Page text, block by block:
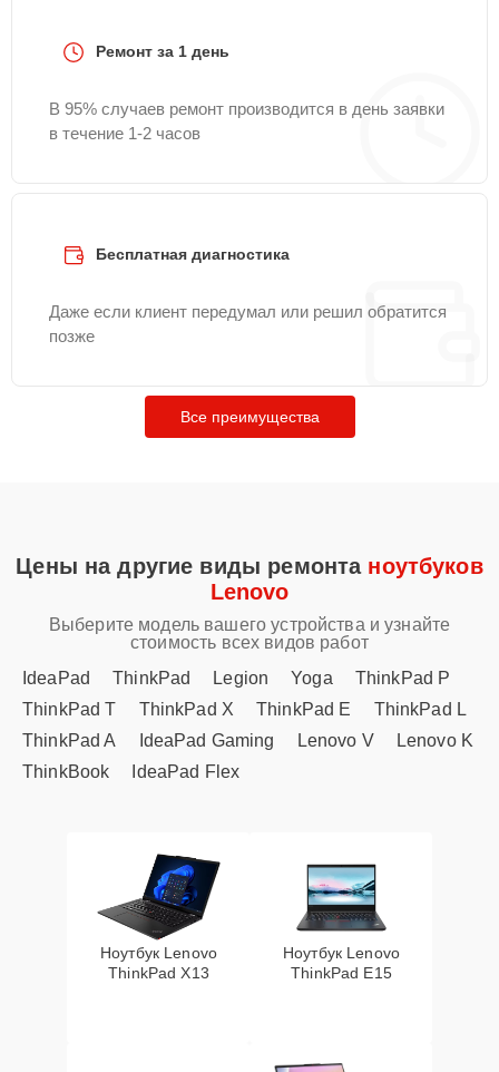
Ремонт за 1 день
В 95% случаев ремонт производится в день заявки
в течение 1-2 часов
Бесплатная диагностика
Даже если клиент передумал или решил обратится
позже
Все преимущества
Цены на другие виды ремонта ноутбуков
Lenovo
Выберите модель вашего устройства и узнайте
стоимость всех видов работ
IdeaPad
ThinkPad Legion Yoga
ThinkPad P
ThinkPad T
ThinkPad X ThinkPad E
ThinkPad L
ThinkPad A
IdeaPad Gaming Lenovo V
Lenovo K
ThinkBook
IdeaPad Flex
Ноутбук Lenovo
ThinkPad X13
Ноутбук Lenovo
ThinkPad E15